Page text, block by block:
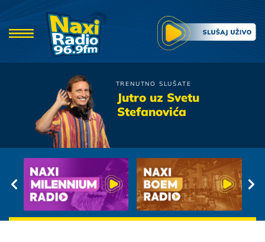
TRENUTNO SLUŠATE
Jutro uz Svetu
Stefanovića
Sto ne znam gde si sad